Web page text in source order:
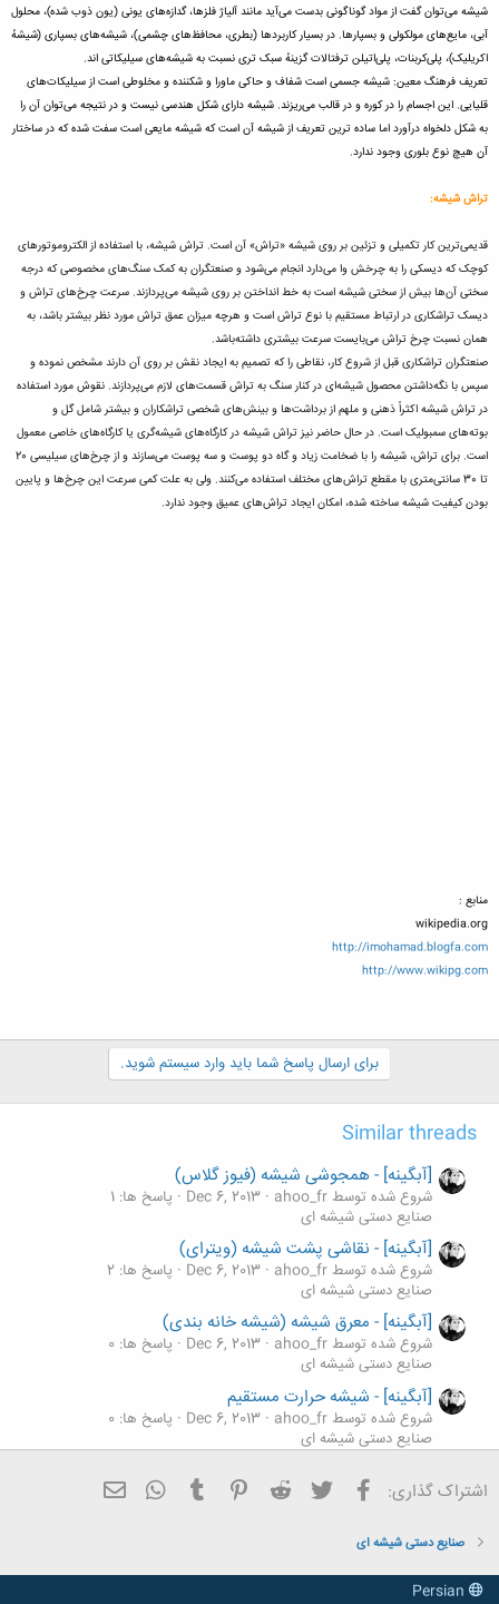
شیشه می‌توان گفت از مواد گوناگونی بدست می‌آید مانندآلیاژفلزها، گدازه‌های یونی (یون ذوب شده)، محلول
آبی، مایع‌های مولکولی وبسپارها. در بسیار کاربردها (بطری، محافظ‌های چشمی)، شیشه‌هایبسپاری(شیشهٔ
اکریلیک)، پلی‌کربنات، پلی‌اتیلن ترفتالاتگزینهٔ سبک تری نسبت به شیشه‌های سیلیکاتی اند.
تعریففرهنگ معین: شیشه جسمی است شفاف و حاکی ماورا و شکننده و مخلوطی است از سیلیکات‌های
قلیایی. این اجسام را در کوره و در قالب می‌ریزند. شیشه دارای شکل هندسی نیست و در نتیجه می‌توان آن را
به شکل دلخواه درآورد اما ساده ترین تعریف از شیشه آن است که شیشه مایعی است سفت شده که در ساختار
آن هیچ نوع بلوری وجود ندارد.
تراش شیشه:
قدیمی‌ترین کار تکمیلی و تزئین بر روی شیشه «تراش» آن است. تراش شیشه، با استفاده از الکتروموتورهای
کوچک که دیسکی را به چرخش وا می‌دارد انجام می‌شود و صنعتگران به کمک سنگ‌های مخصوصی که درجه
سختی آن‌ها بیش از سختی شیشه‌ است به خط انداختن بر روی شیشه می‌پردازند. سرعت چرخ‌های تراش و
دیسک تراشکاری در ارتباط مستقیم با نوع تراش است و هرچه میزان عمق تراش مورد نظر بیشتر باشد، به
همان نسبت چرخ تراش می‌بایست سرعت بیشتری داشته‌باشد.
صنعتگران تراشکاری قبل از شروع کار، نقاطی را که تصمیم به ایجاد نقش بر روی آن دارند مشخص نموده و
سپس با نگه‌داشتن محصول شیشه‌ای در کنار سنگ به تراش قسمت‌های لازم می‌پردازند. نقوش مورد استفاده
در تراش شیشه اکثراً ذهنی و ملهم از برداشت‌ها و بینش‌های شخصی تراشکاران و بیشتر شامل گل و
بوته‌های سمبولیک است. در حال حاضر نیز تراش شیشه در کارگاه‌های شیشه‌گری یا کارگاه‌های خاصی معمول
است. برای تراش، شیشه را با ضخامت زیاد و گاه دو پوست و سه پوست می‌سازند و از چرخ‌های سیلیسی 20
تا 30 سانتی‌متری با مقطع تراش‌های مختلف استفاده می‌کنند. ولی به علت کمی سرعت این چرخ‌ها و پایین
بودن کیفیت شیشه ساخته شده، امکان ایجاد تراش‌های عمیق وجود ندارد.
منابع :
wikipedia.org
http://imohamad.blogfa.com
http://www.wikipg.com
برای ارسال پاسخ شما باید وارد سیستم شوید.
Similar threads
[آبگینه] - همجوشی شیشه (فیوز گلاس)
شروع شده توسط ahoo_fr Dec 6, 2013
پاسخ ها: 1
صنایع دستی شیشه ای
[آبگینه] - نقاشی پشت شیشه (ویترای)
شروع شده توسط ahoo_fr Dec 6, 2013
پاسخ ها: 2
صنایع دستی شیشه ای
[آبگینه] - معرق شیشه (شیشه خانه بندی)
شروع شده توسط ahoo_fr Dec 6, 2013
پاسخ ها: 0
صنایع دستی شیشه ای
[آبگینه] - شیشه حرارت مستقیم
شروع شده توسط ahoo_fr Dec 6, 2013
پاسخ ها: 0
صنایع دستی شیشه ای
[آبگینه] - آئینه کاری
شروع شده توسط ahoo_fr Dec 6, 2013
پاسخ ها: 2
اشتراک گذاری: فیسبوک تویتر Reddit
Pinterest
Tumblr
WhatsApp
صنایع دستی شیشه ای